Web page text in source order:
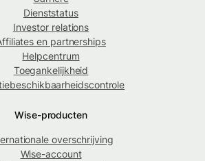
Dienststatus
Investor relations
en partnerships
Helpcentrum
Toegankelijkheid
Wise-producten
overschrijving
Wise-account